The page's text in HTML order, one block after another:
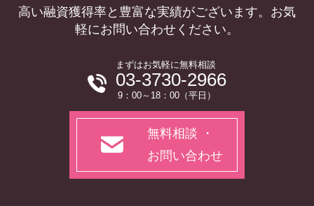
高い融資獲得率と豊富な実績がございます。お気
軽にお問い合わせください。
まずはお気軽に無料相談
03-3730-2966
9：00～18：00（平日）
無料相談 ・
お問い合わせ